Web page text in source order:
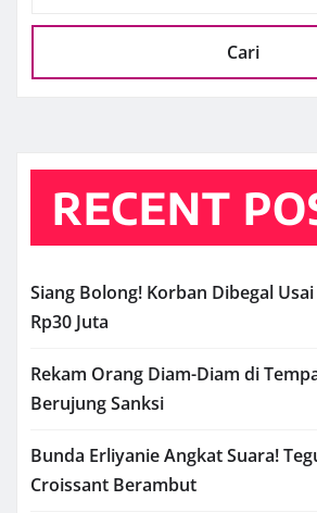
Cari
RECENT
Siang Bolong! Korban Dibegal
Rp30 Juta
Rekam Orang Diam-Diam di
Berujung Sanksi
Bunda Erliyanie Angkat Suara!
Croissant Berambut